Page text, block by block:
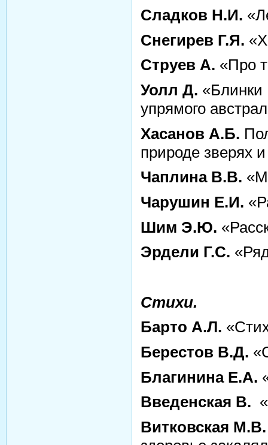
Сладков Н.И.
Снегирев Г.Я.
Струев А. «Про
Уолл Д.
упрямого
Хасанов А.Б.
природе зверях
Чаплина В.В.
Чарушин Е.И.
Шим Э.Ю.
Эрдели Г.С.
Стихи.
Барто А.Л.
Берестов В.Д.
Благинина Е.А.
Введенская В.
Витковская М.В.